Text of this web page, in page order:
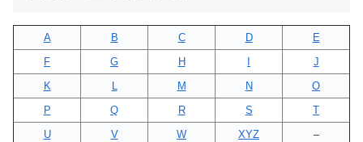
A B C D
E
F
G H
J
K
L M N
O
P
Q R S
T
U
V W XYZ –